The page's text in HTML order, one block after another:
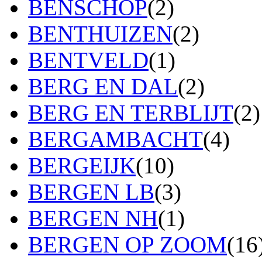
BENSCHOP(2)
BENTHUIZEN(2)
BENTVELD(1)
BERG EN DAL(2)
BERG EN TERBLIJT(2)
BERGAMBACHT(4)
BERGEIJK(10)
BERGEN LB(3)
BERGEN NH(1)
BERGEN OP ZOOM